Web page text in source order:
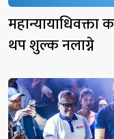
महान्यायाधिवक्ता
थप शुल्क नलाग्ने